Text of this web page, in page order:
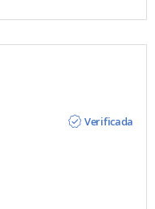
Verificada